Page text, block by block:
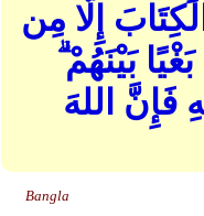
إِلَّا مِن
بَيْنَهُمْ
فَإِنَّ اللهَ
Bangla